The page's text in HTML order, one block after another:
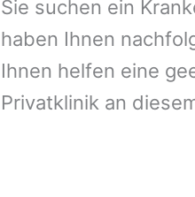
Sie suchen ein
haben Ihnen
Ihnen helfen eine
Privatklinik an